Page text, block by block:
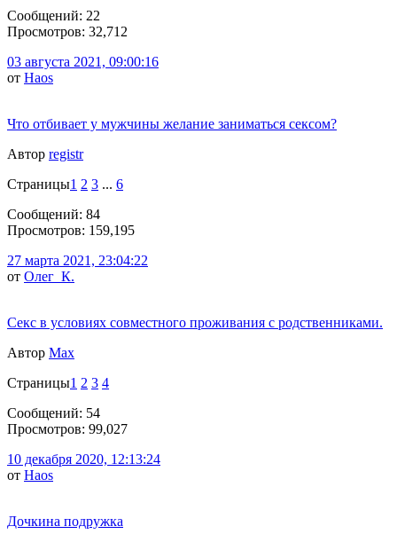
Сообщений: 22
Просмотров: 32,712
03 августа 2021, 09:00:16
от Haos
Что отбивает у мужчины желание заниматься сексом?
Автор registr
Страницы1 2 3 ... 6
Сообщений: 84
Просмотров: 159,195
27 марта 2021, 23:04:22
от Олег_К.
Секс в условиях совместного проживания с родственниками.
Автор Max
Страницы1 2 3 4
Сообщений: 54
Просмотров: 99,027
10 декабря 2020, 12:13:24
от Haos
Дочкина подружка